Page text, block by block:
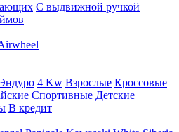
С выдвижной ручкой
4 Kw Взрослые Кроссовые
Спортивные Детские
В кредит